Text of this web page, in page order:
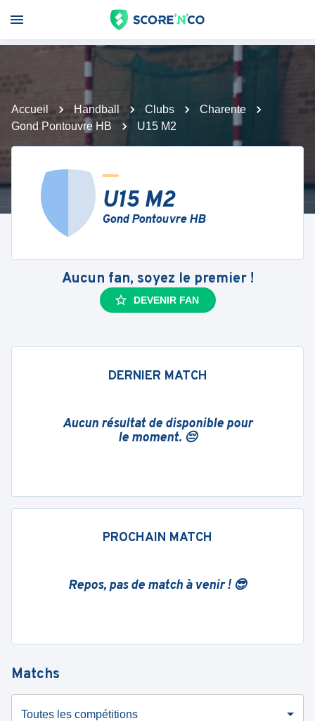
Accueil Handball Clubs
Charente
Gond Pontouvre HB
U15 M2
U15 M2
Gond Pontouvre HB
Aucun fan, soyez le premier !
DEVENIR FAN
DERNIER MATCH
Aucun résultat de disponible pour
le moment. 😔
PROCHAIN MATCH
Repos, pas de match à venir ! 😎
Matchs
Toutes les compétitions